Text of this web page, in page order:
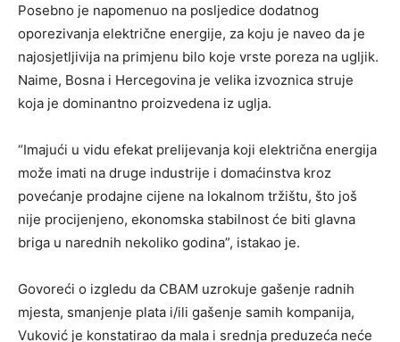
Posebno je napomenuo na posljedice dodatnog
oporezivanja električne energije, za koju je naveo da je
najosjetljivija na primjenu bilo koje vrste poreza na ugljik.
Naime, Bosna i Hercegovina je velika izvoznica struje
koja je dominantno proizvedena iz uglja.
“Imajući u vidu efekat prelijevanja koji električna energija
može imati na druge industrije i domaćinstva kroz
povećanje prodajne cijene na lokalnom tržištu, što još
nije procijenjeno, ekonomska stabilnost će biti glavna
briga u narednih nekoliko godina”, istakao je.
Govoreći o izgledu da CBAM uzrokuje gašenje radnih
mjesta, smanjenje plata i/ili gašenje samih kompanija,
Vuković je konstatirao da mala i srednja preduzeća neće